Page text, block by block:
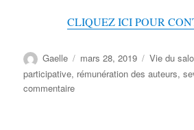
CLIQUEZ ICI POUR
Gaelle mars 28, 2019 Vie du
participative, rémunération des auteurs,
commentaire